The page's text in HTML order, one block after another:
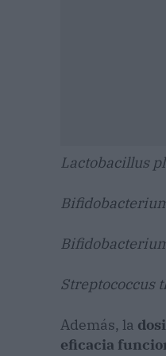
Lactobacillus
Streptococcus
Además, la
eficacia